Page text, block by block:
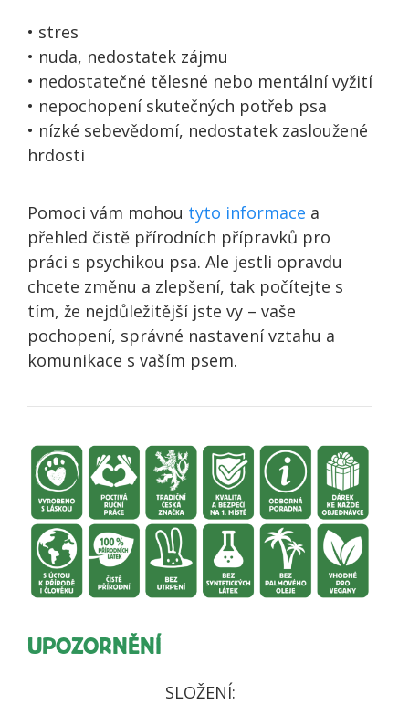
• stres
• nuda, nedostatek zájmu
• nedostatečné tělesné nebo mentální vyžití
• nepochopení skutečných potřeb psa
• nízké sebevědomí, nedostatek zasloužené
hrdosti
Pomoci vám mohou tyto informace a
přehled čistě přírodních přípravků pro
práci s psychikou psa. Ale jestli opravdu
chcete změnu a zlepšení, tak počítejte s
tím, že nejdůležitější jste vy – vaše
pochopení, správné nastavení vztahu a
komunikace s vaším psem.
UPOZORNĚNÍ
SLOŽENÍ: